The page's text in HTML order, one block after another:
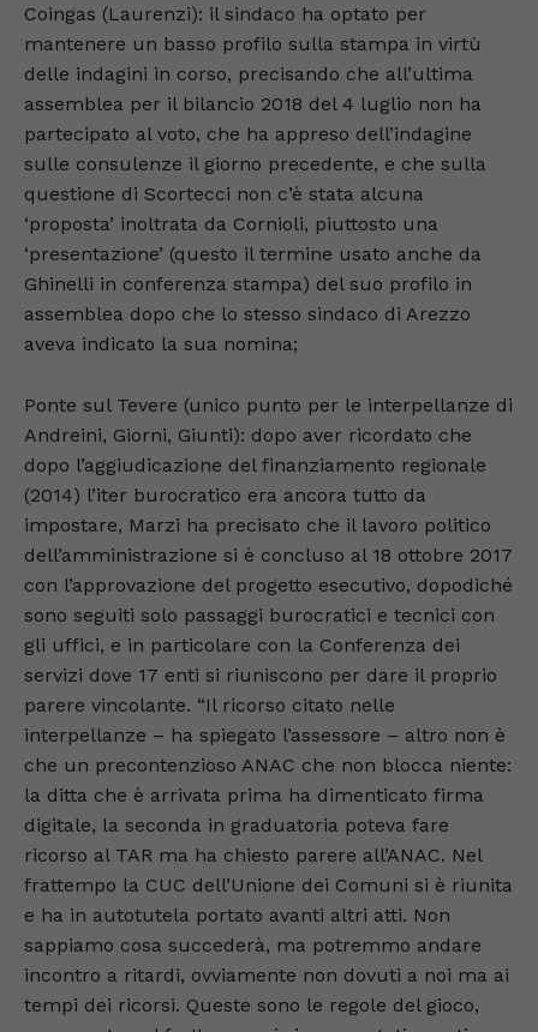
Coingas (Laurenzi): il sindaco ha optato per
mantenere un basso profilo sulla stampa in virtù
delle indagini in corso, precisando che all’ultima
assemblea per il bilancio 2018 del 4 luglio non ha
partecipato al voto, che ha appreso dell’indagine
sulle consulenze il giorno precedente, e che sulla
questione di Scortecci non c’è stata alcuna
‘proposta’ inoltrata da Cornioli, piuttosto una
‘presentazione’ (questo il termine usato anche da
Ghinelli in conferenza stampa) del suo profilo in
assemblea dopo che lo stesso sindaco di Arezzo
aveva indicato la sua nomina;
Ponte sul Tevere (unico punto per le interpellanze di
Andreini, Giorni, Giunti): dopo aver ricordato che
dopo l’aggiudicazione del finanziamento regionale
(2014) l’iter burocratico era ancora tutto da
impostare, Marzi ha precisato che il lavoro politico
dell’amministrazione si è concluso al 18 ottobre 2017
con l’approvazione del progetto esecutivo, dopodiché
sono seguiti solo passaggi burocratici e tecnici con
gli uffici, e in particolare con la Conferenza dei
servizi dove 17 enti si riuniscono per dare il proprio
parere vincolante. “Il ricorso citato nelle
interpellanze – ha spiegato l’assessore – altro non è
che un precontenzioso ANAC che non blocca niente:
la ditta che è arrivata prima ha dimenticato firma
digitale, la seconda in graduatoria poteva fare
ricorso al TAR ma ha chiesto parere all’ANAC. Nel
frattempo la CUC dell’Unione dei Comuni si è riunita
e ha in autotutela portato avanti altri atti. Non
sappiamo cosa succederà, ma potremmo andare
incontro a ritardi, ovviamente non dovuti a noi ma ai
tempi dei ricorsi. Queste sono le regole del gioco,